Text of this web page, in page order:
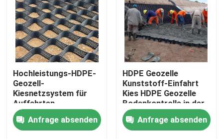
Hochleistungs-HDPE-
Geozell-
Kiesnetzsystem für
Auffahrten,
Bodenstabilisierung,
Hangschutz und
Stützmauerverstärkung
Anfrage absenden
HDPE Geozelle
Kunststoff-Einfahrt
Kies HDPE Geozelle
Bodenkontrolle in der
Straße zur
Straßenverstärkung
Böschungsschutz
Anfrage absenden